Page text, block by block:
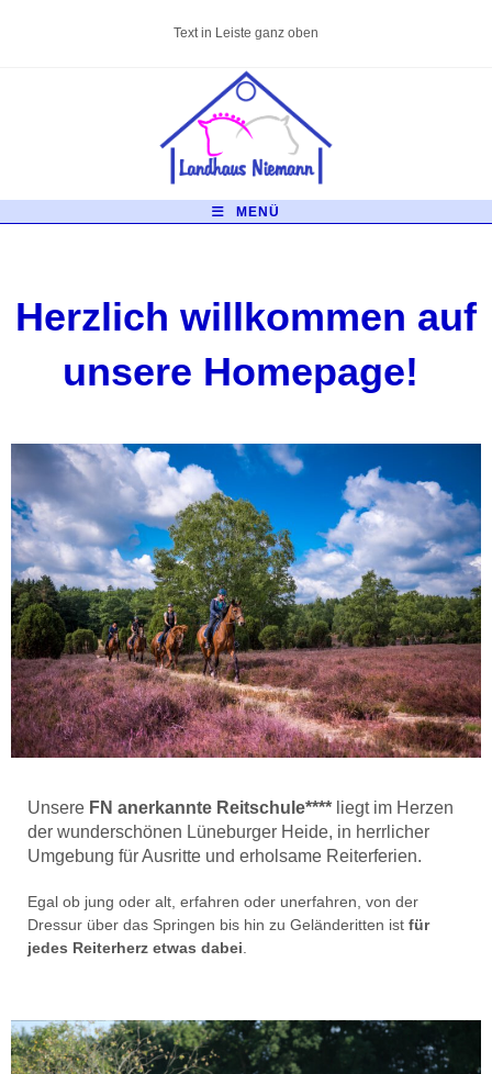
Text in Leiste ganz oben
MENÜ
Herzlich willkommen auf
unsere Homepage!
Unsere FN anerkannte Reitschule**** liegt im Herzen
der wunderschönen Lüneburger Heide, in herrlicher
Umgebung für Ausritte und erholsame Reiterferien.
Egal ob jung oder alt, erfahren oder unerfahren, von der
Dressur über das Springen bis hin zu Geländeritten ist für
jedes Reiterherz etwas dabei